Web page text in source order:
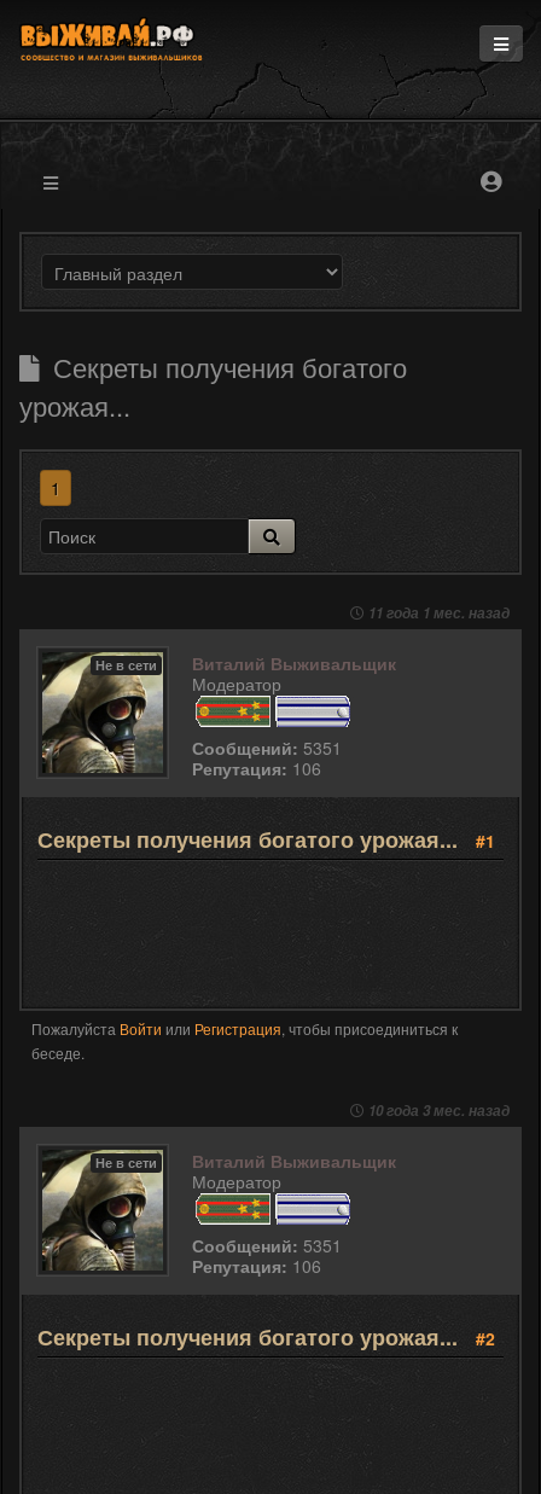
Информация
Магазин
Форум
Секреты получения богатого
урожая...
1
11 года 1 мес. назад
Не в сети
Виталий Выживальщик
Модератор
Сообщений: 5351
Репутация: 106
Секреты получения богатого урожая... #1
Пожалуйста Войти или Регистрация, чтобы присоединиться к
беседе.
10 года 3 мес. назад
Не в сети
Виталий Выживальщик
Модератор
Сообщений: 5351
Репутация: 106
Секреты получения богатого урожая... #2